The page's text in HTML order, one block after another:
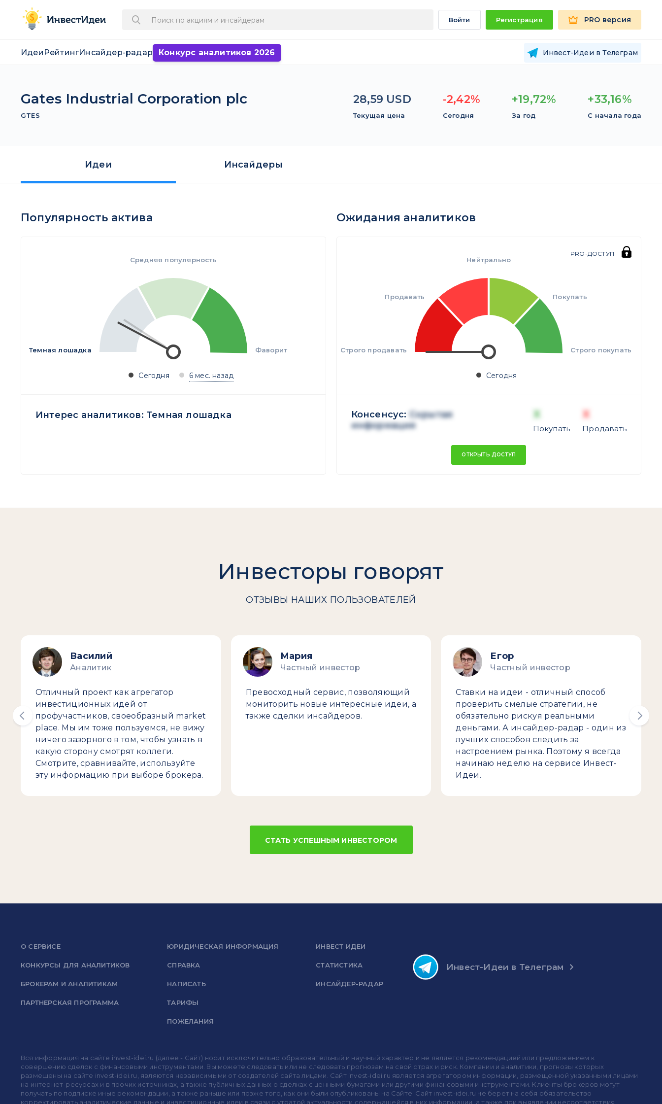
Войти Регистрация PRO версия
Идеи РейтингИнсайдер-радар Конкурс аналитиков 2026 Инвест-Идеи в Телеграм
Gates Industrial Corporation plc
GTES
28,59 USD
Текущая цена
-2,42%
Сегодня
+19,72%
За год
+33,16%
С начала года
Идеи Инсайдеры
Популярность актива
Темная лошадка Фаворит
Средняя популярность
Сегодня 6 мес. назад
Интерес аналитиков: Темная лошадка
Ожидания аналитиков
PRO-ДОСТУП
Строго продавать
Продавать
Нейтрально
Покупать
Строго покупать
Сегодня
Консенсус:
Скрытая
информация
X
Покупать
X
Продавать
ОТКРЫТЬ ДОСТУП
Инвесторы говорят
ОТЗЫВЫ НАШИХ ПОЛЬЗОВАТЕЛЕЙ
Василий
Аналитик
Отличный проект как агрегатор
инвестиционных идей от
профучастников, своеобразный market
place. Мы им тоже пользуемся, не вижу
ничего зазорного в том, чтобы узнать в
какую сторону смотрят коллеги.
Смотрите, сравнивайте, используйте
эту информацию при выборе брокера.
Мария
Частный инвестор
Превосходный сервис, позволяющий
мониторить новые интересные идеи, а
также сделки инсайдеров.
Егор
Частный инвестор
Ставки на идеи - отличный способ
проверить смелые стратегии, не
обязательно рискуя реальными
деньгами. А инсайдер-радар - один из
лучших способов следить за
настроением рынка. Поэтому я всегда
начинаю неделю на сервисе Инвест-
Идеи.
СТАТЬ УСПЕШНЫМ ИНВЕСТОРОМ
Инвест-Идеи в Телеграм
О СЕРВИСЕ
КОНКУРСЫ ДЛЯ АНАЛИТИКОВ
БРОКЕРАМ И АНАЛИТИКАМ
ПАРТНЕРСКАЯ ПРОГРАММА
ЮРИДИЧЕСКАЯ ИНФОРМАЦИЯ
СПРАВКА
НАПИСАТЬ
ТАРИФЫ
ПОЖЕЛАНИЯ
ИНВЕСТ ИДЕИ
СТАТИСТИКА
ИНСАЙДЕР-РАДАР
Вся информация на сайте invest-idei.ru (далее - Сайт) носит исключительно образовательный и научный характер и не является рекомендацией или предложением к
совершению сделок с финансовыми инструментами. Вы можете следовать или не следовать прогнозам на свой страх и риск. Компании и аналитики, прогнозы которых
размещены на сайте invest-idei.ru, являются независимыми от создателей сайта лицами. Сайт invest-idei.ru является агрегатором информации, размещенной указанными лицами
на интернет-ресурсах и в прочих источниках, а также публичных данных о сделках с ценными бумагами или другими финансовыми инструментами. Клиенты брокеров могут
получать по подписке иные рекомендации, а также раньше или позже того, как они были опубликованы на Сайте. Сайт invest-idei.ru не берет на себя обязательство
корректировать аналитические данные и инвестиционные идеи в связи с утратой актуальности содержащейся в них информации, а также при выявлении несоответствия